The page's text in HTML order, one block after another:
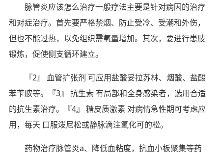
脉管炎应该怎么治疗一般疗法主要是针对病因的治疗
和对症治疗。首先要严格禁烟、防止受冷、受潮和外伤，
但也不能过热，以免组织需氧量增加。其次，要进行患肢
锻炼，促使侧支循环建立。
『2』 血管扩张剂 可应用盐酸妥拉苏林、烟酸、盐酸
苯苄胺等。『3』 抗生素 有局部和全身感染者，选用合适
的抗生素治疗。『4』 糖皮质激素 对病情急性期可考虑应
用，每天 口服泼尼松或静脉滴注氢化可的松。
药物治疗脉管炎a、降低血粘度，抗血小板聚集等药